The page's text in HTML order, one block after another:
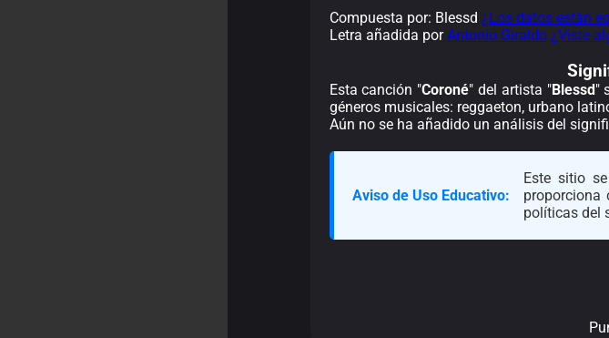
Compuesta por: Blessd ¿Los datos están
Letra añadida porAntonio Giraldo ¿Viste
Esta canción "Coroné" del artista "Blessd"
géneros musicales: reggaeton, urbano
Aún no se ha añadido un análisis del
Aviso de Uso Educativo:
Este sitio
proporciona
políticas del